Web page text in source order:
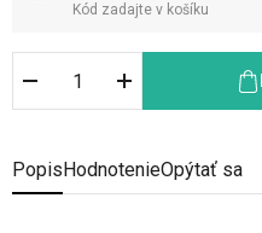
Kód zadajte v košíku
Popis HodnotenieOpýtať sa